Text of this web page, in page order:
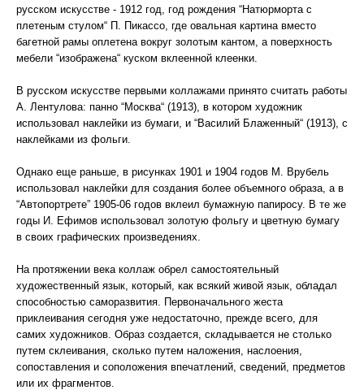
русском искусстве - 1912 год, год рождения “Натюрморта с
плетеным стулом“ П. Пикассо, где овальная картина вместо
багетной рамы оплетена вокруг золотым кантом, а поверхность
мебели “изображена“ куском вклеенной клеенки.
В русском искусстве первыми коллажами принято считать работы
А. Лентулова: панно “Москва“ (1913), в котором художник
использовал наклейки из бумаги, и “Василий Блаженный“ (1913), с
наклейками из фольги.
Однако еще раньше, в рисунках 1901 и 1904 годов М. Врубель
использовал наклейки для создания более объемного образа, а в
“Автопортрете” 1905-06 годов вклеил бумажную папиросу. В те же
годы И. Ефимов использовал золотую фольгу и цветную бумагу
в своих графических произведениях.
На протяжении века коллаж обрел самостоятельный
художественный язык, который, как всякий живой язык, обладал
способностью саморазвития. Первоначального жеста
приклеивания сегодня уже недостаточно, прежде всего, для
самих художников. Образ создается, складывается не столько
путем склеивания, сколько путем наложения, наслоения,
сопоставления и соположения впечатлений, сведений, предметов
или их фрагментов.